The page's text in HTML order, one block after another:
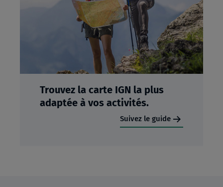
Trouvez la carte IGN la plus
adaptée à vos activités.
Suivez le guide